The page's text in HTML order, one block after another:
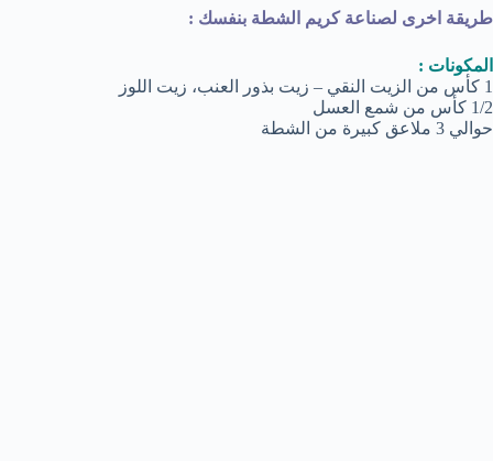
طريقة اخرى لصناعة كريم الشطة بنفسك :
المكونات :
1 كأس من الزيت النقي – زيت بذور العنب، زيت اللوز
1/2 كأس من شمع العسل
حوالي 3 ملاعق كبيرة من الشطة